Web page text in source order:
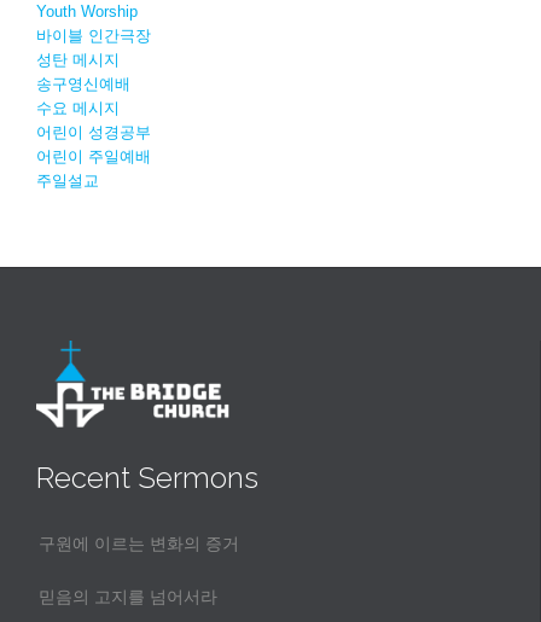
Youth Worship
바이블 인간극장
성탄 메시지
송구영신예배
수요 메시지
어린이 성경공부
어린이 주일예배
주일설교
Recent Sermons
구원에 이르는 변화의 증거
믿음의 고지를 넘어서라